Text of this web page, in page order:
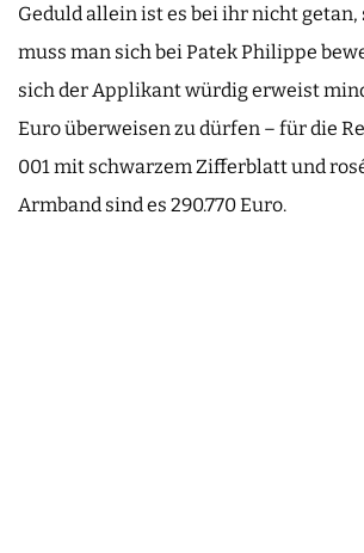
Geduld allein ist es bei ihr nicht
muss man sich bei Patek Philippe
sich der Applikant würdig erweist
Euro überweisen zu dürfen – für die
001 mit schwarzem Zifferblatt und
Armband sind es 290.770 Euro.